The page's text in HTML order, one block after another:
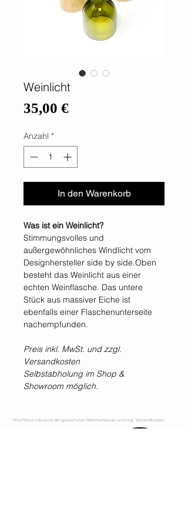
Weinlicht
35,00 €Preis
Anzahl *
In den Warenkorb
Was ist ein Weinlicht?
Stimmungsvolles und
außergewöhnliches Windlicht vom
Designhersteller side by side.Oben
besteht das Weinlicht aus einer
echten Weinflasche. Das untere
Stück aus massiver Eiche ist
ebenfalls einer Flaschenunterseite
nachempfunden.
Preis inkl. MwSt. und zzgl.
Versandkosten
Selbstabholung im Shop &
Showroom möglich.
*Alle Preise inklusive der gesetzlichen Mehrwertsteuer und zzgl. Versandkosten.